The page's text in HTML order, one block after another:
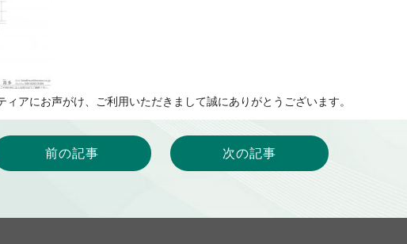
ィアにお声がけ、ご利用いただきまして誠にありがとうございます。
前の記事 次の記事